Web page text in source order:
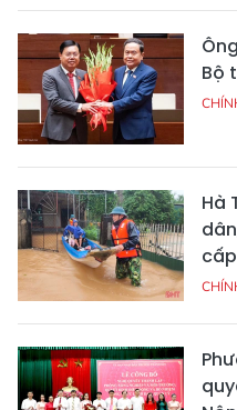
Bộ
Hà